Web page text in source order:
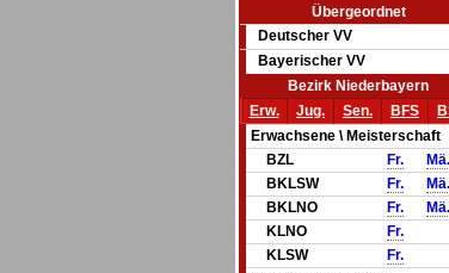
Übergeordnet
Deutscher VV
Bayerischer VV
Bezirk Niederbayern
Erw.
Jug. Sen. BFS
Erwachsene \ Meisterschaft
BZL
Fr.
Mä.
BKLSW
Fr.
Mä.
BKLNO
Fr.
Mä.
KLNO
Fr.
KLSW
Fr.